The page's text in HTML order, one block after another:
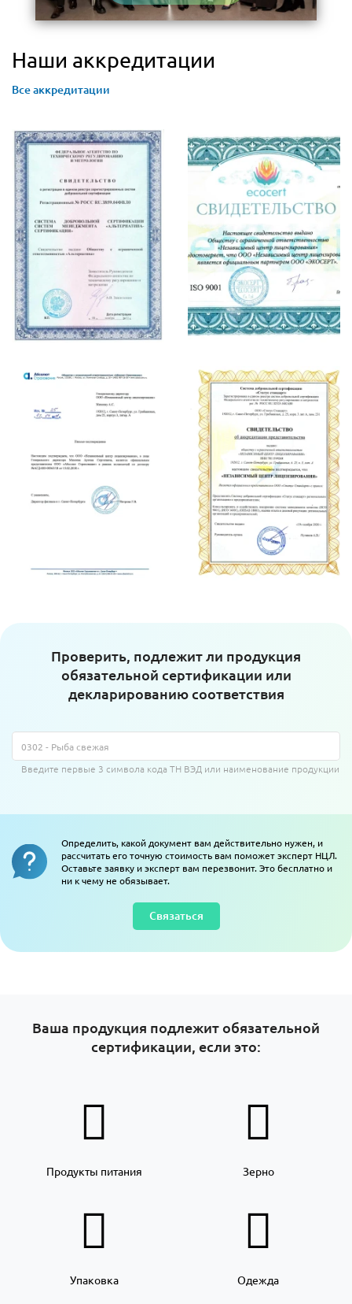
Наши аккредитации
Все аккредитации
Проверить, подлежит ли продукция
обязательной сертификации или
декларированию соответствия
Введите первые 3 символа кода ТН ВЭД или наименование продукции
Определить, какой документ вам действительно нужен, и
рассчитать его точную стоимость вам поможет эксперт НЦЛ.
Оставьте заявку и эксперт вам перезвонит. Это бесплатно и
ни к чему не обязывает.
Связаться
Ваша продукция подлежит обязательной
сертификации, если это:
Продукты питания Зерно
Упаковка Одежда